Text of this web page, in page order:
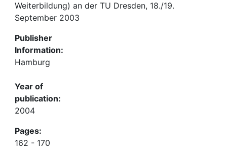
Weiterbildung) an der TU Dresden, 18./19.
September 2003
Publisher
Information:
Hamburg
Year of
publication:
2004
Pages:
162 - 170